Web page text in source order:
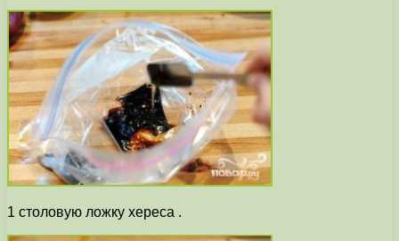
1 столовую ложку хереса .